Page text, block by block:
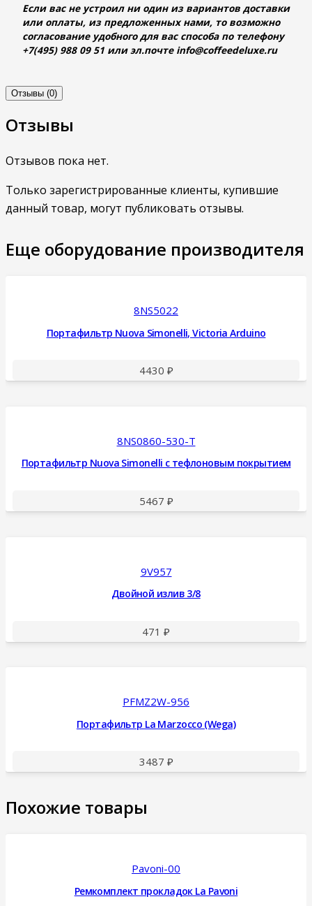
Если вас не устроил ни один из вариантов доставки
или оплаты, из предложенных нами, то возможно
согласование удобного для вас способа по телефону
+7(495) 988 09 51 или эл.почте info@coffeedeluxe.ru
Отзывы (0)
Отзывы
Отзывов пока нет.
Только зарегистрированные клиенты, купившие
данный товар, могут публиковать отзывы.
Еще оборудование производителя
8NS5022
Портафильтр Nuova Simonelli, Victoria Arduino
4430 ₽
8NS0860-530-T
Портафильтр Nuova Simonelli с тефлоновым покрытием
5467 ₽
9V957
Двойной излив 3/8
471 ₽
PFMZ2W-956
Портафильтр La Marzocco (Wega)
3487 ₽
Похожие товары
Pavoni-00
Ремкомплект прокладок La Pavoni